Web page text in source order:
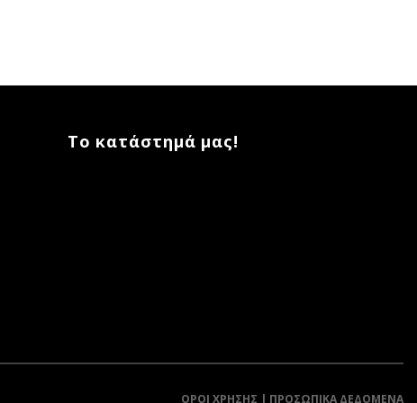
Το κατάστημά μας!
ΌΡΟΙ ΧΡΉΣΗΣ | ΠΡΟΣΩΠΙΚΆ ΔΕΔΟΜΈΝΑ